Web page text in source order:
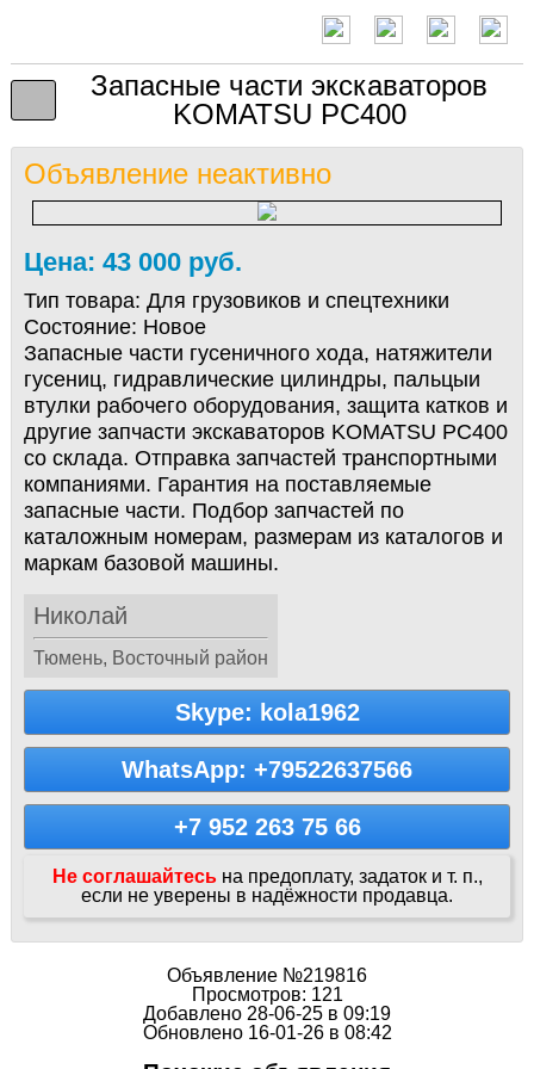
Запасные части экскаваторов
KOMATSU PC400
Объявление неактивно
Цена: 43 000 руб.
Тип товара: Для грузовиков и спецтехники
Состояние: Новое
Запасные части гусеничного хода, натяжители
гусениц, гидравлические цилиндры, пальцыи
втулки рабочего оборудования, защита катков и
другие запчасти экскаваторов KOMATSU PC400
со склада. Отправка запчастей транспортными
компаниями. Гарантия на поставляемые
запасные части. Подбор запчастей по
каталожным номерам, размерам из каталогов и
маркам базовой машины.
Николай
Тюмень, Восточный район
Skype: kola1962
WhatsApp: +79522637566
+7 952 263 75 66
Не соглашайтесь на предоплату, задаток и т. п.,
если не уверены в надёжности продавца.
Объявление №219816
Просмотров: 121
Добавлено 28-06-25 в 09:19
Обновлено 16-01-26 в 08:42